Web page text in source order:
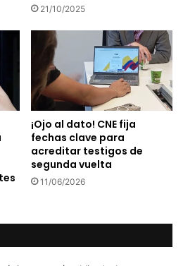
21/10/2025
¡Ojo al dato! CNE fija
fechas clave para
acreditar testigos de
segunda vuelta
11/06/2026